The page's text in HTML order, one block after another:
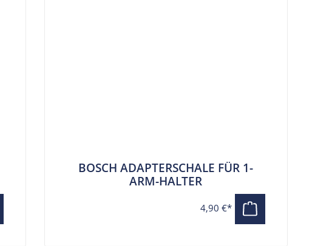
BOSCH ADAPTERSCHALE FÜR 1-
ARM-HALTER
4,90 €*